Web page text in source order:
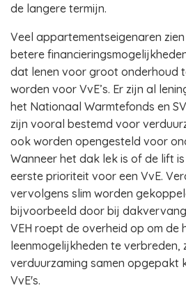
de langere termijn.
Veel appartementseigenaren
betere
dat lenen voor groot onderhoud
worden voor VvE’s. Er zijn al
het Nationaal Warmtefonds en
zijn vooral bestemd voor
ook worden opengesteld voor
Wanneer het dak lek is of de lift
eerste prioriteit voor een VvE.
vervolgens slim worden
bijvoorbeeld door bij
VEH roept de overheid op om de
leenmogelijkheden te
verduurzaming samen opgepakt
VvE's.